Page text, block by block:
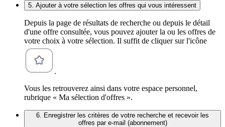
5. Ajouter à votre sélection les offres qui vous intéressent
Depuis la page de résultats de recherche ou depuis le détail
d'une offre consultée, vous pouvez ajouter la ou les offres de
votre choix à votre sélection. Il suffit de cliquer sur l'icône
.
Vous les retrouverez ainsi dans votre espace personnel,
rubrique « Ma sélection d'offres ».
6. Enregistrer les critères de votre recherche et recevoir les
offres par e-mail (abonnement)